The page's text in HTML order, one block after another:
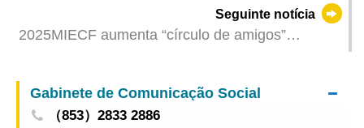
Seguinte notícia
2025MIECF aumenta “círculo de amigos”
Gabinete de Comunicação Social
（853）2833 2886